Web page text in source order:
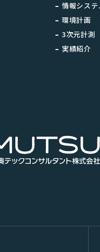
情報システ
環境計画
3次元計測
実績紹介